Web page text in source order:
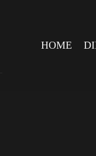
HOME